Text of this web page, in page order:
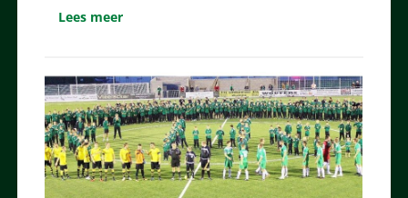
Lees meer